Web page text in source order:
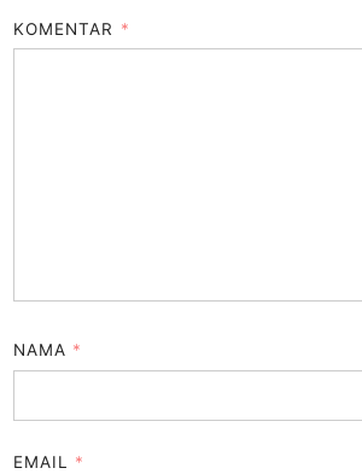
KOMENTAR *
NAMA *
EMAIL *